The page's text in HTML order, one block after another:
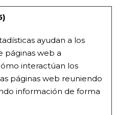
ayudan a los
páginas web a
interactúan los
páginas web reuniendo
información de forma